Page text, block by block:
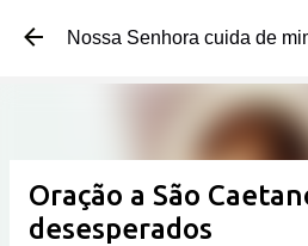
Pular para o
Nossa Senhora cuida de
Oração a São
desesperados